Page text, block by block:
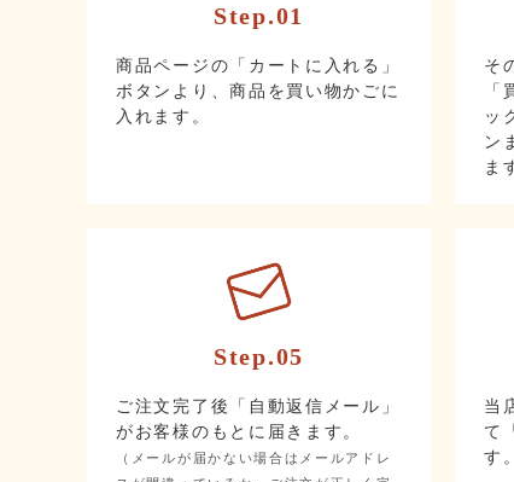
Step.01
商品ページの「カートに入れる」
ボタンより、商品を買い物かごに
入れます。
そ
ッ
ン
ま
Step.05
ご注文完了後「自動返信メール」
がお客様のもとに届きます。
（メールが届かない場合はメールアドレ
当
て
す。